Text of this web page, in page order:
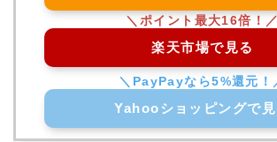
楽天市場で見る
Yahooショッピングで見